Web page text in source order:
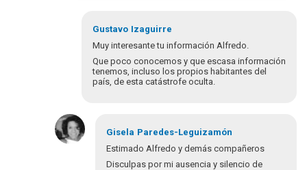
Gustavo Izaguirre
Muy interesante tu información Alfredo.
Que poco conocemos y que escasa información
tenemos, incluso los propios habitantes del
país, de esta catástrofe oculta.
resposta
Gisela Paredes-Leguizamón
Estimado Alfredo y demás compañeros
Disculpas por mi ausencia y silencio de